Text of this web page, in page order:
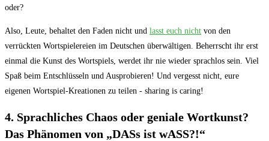
⁣oder?
Also,⁤ Leute, behaltet den​ Faden nicht⁣ und lasst euch‌ nicht von​ den
verrückten Wortspielereien im‌ Deutschen überwältigen. Beherrscht ihr erst
einmal die Kunst des Wortspiels, werdet ihr nie wieder sprachlos sein. Viel
Spaß ‌beim Entschlüsseln⁣ und ​Ausprobieren! Und vergesst nicht, eure
eigenen Wortspiel-Kreationen zu teilen -‌ sharing ​is caring!
4. Sprachliches Chaos oder geniale Wortkunst?
Das Phänomen von „DASs ist ‍wASS?!“